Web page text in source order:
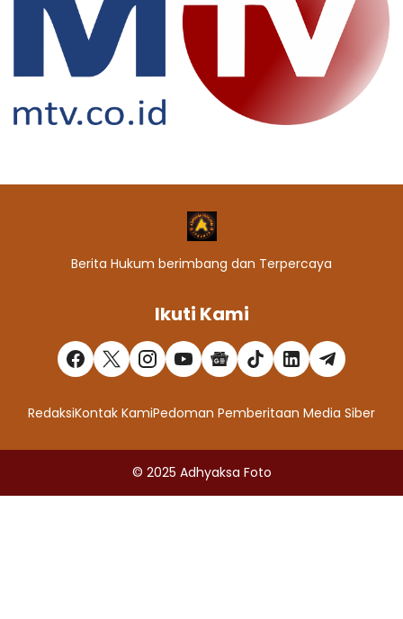
Berita Hukum berimbang dan Terpercaya
Ikuti Kami
RedaksiKontak KamiPedoman Pemberitaan Media Siber
© 2025 Adhyaksa Foto